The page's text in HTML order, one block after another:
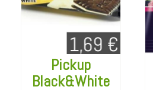
Pickup
Black&White